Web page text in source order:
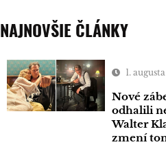
NAJNOVŠIE ČLÁNKY
1.
Nové
odhalili
Walter
zmení